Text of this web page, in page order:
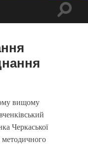
вищому
Черкаської
методичного